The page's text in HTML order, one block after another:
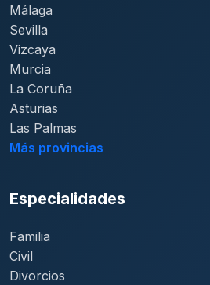
Málaga
Sevilla
Vizcaya
Murcia
La Coruña
Asturias
Las Palmas
Más provincias
Especialidades
Familia
Civil
Divorcios